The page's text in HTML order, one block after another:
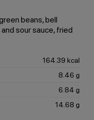
beans, bell
sour sauce, fried
164.39 kcal
8.46 g
6.84 g
14.68 g